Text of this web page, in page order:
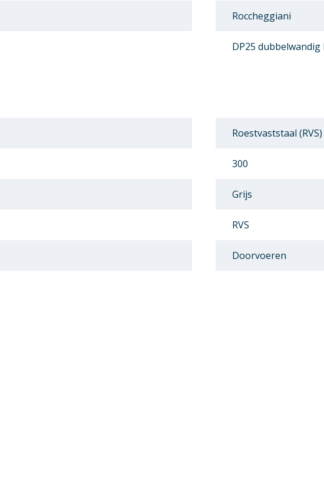
Roccheggiani
DP25 dubbelwandig
Roestvaststaal (RVS)
300
Grijs
RVS
Doorvoeren